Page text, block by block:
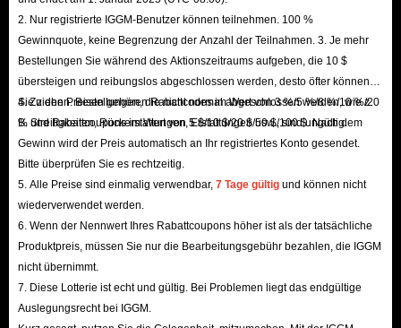
verwenden.
Welche Arten von Gegenständen gibt es?
verschiedene wertvolle Ressourcen aus Steinen,
Hindernissen und felsigen Stellen im Tal sammeln.
Nahrung: Sammeln Sie Zutaten zum Kochen, um
Energie zu tanken und Quests abzuschließen oder an
Charaktere zu verschenken.
Gartenarbeit: Enthält die notwendigen Materialien und
Werkzeuge zum Pflanzen, Gießen und Ernten von
Handwerksmaterialien: Gegenstände wie Traumlicht,
2. Nur registrierte IGGM-Benutzer können teilnehmen. 100 %
Gewinnquote, keine Begrenzung der Anzahl der Teilnahmen. 3. Je mehr
Bestellungen Sie während des Aktionszeitraums aufgeben, die 10 $
übersteigen und reibungslos abgeschlossen werden, desto öfter können
Sie ziehen. Bestellungen, die nicht normal abgeschlossen werden, wie z.
B. Streitigkeiten, Rückerstattungen, Erstattungen usw., sind ungültig.
4. Zu den Preisen gehören Rabattcodes im Wert von 3 %/5 %/8 %/10 %/20
% und Rabattcoupons im Wert von 5 $/10 $/20 $/50 $/100 $. Nach dem
Gewinn wird der Preis automatisch an Ihr registriertes Konto gesendet.
Bitte überprüfen Sie es rechtzeitig.
5. Alle Preise sind einmalig verwendbar, 7 Tage gültig und können nicht
wiederverwendet werden.
6. Wenn der Nennwert Ihres Rabattcoupons höher ist als der tatsächliche
Produktpreis, müssen Sie nur die Bearbeitungsgebühr bezahlen, die IGGM
nicht übernimmt.
7. Diese Lotterie ist echt und gültig. Bei Problemen liegt das endgültige
Auslegungsrecht bei IGGM.